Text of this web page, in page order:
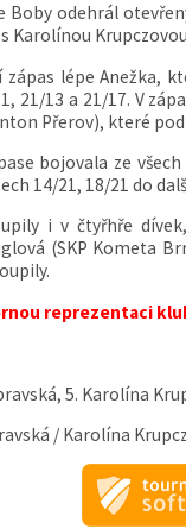
Boby odehrál
Karolínou
zápas lépe Anežka,
21/13 a 21/17. V
Přerov), které
bojovala ze
14/21, 18/21 do
i v čtyřhře
(SKP Kometa
reprezentaci
5. Karolína
/ Karolína